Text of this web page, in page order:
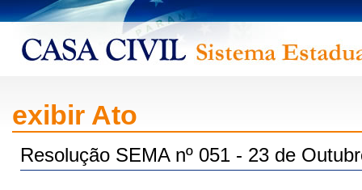
exibir Ato
Resolução SEMA nº 051 - 23 de